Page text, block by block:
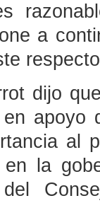
a
dijo
apoyo
al
en la
del